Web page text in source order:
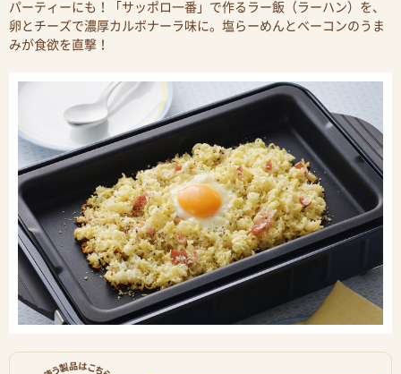
パーティーにも！「サッポロ一番」で作るラー飯（ラーハン）を、
卵とチーズで濃厚カルボナーラ味に。塩らーめんとベーコンのうま
みが食欲を直撃！